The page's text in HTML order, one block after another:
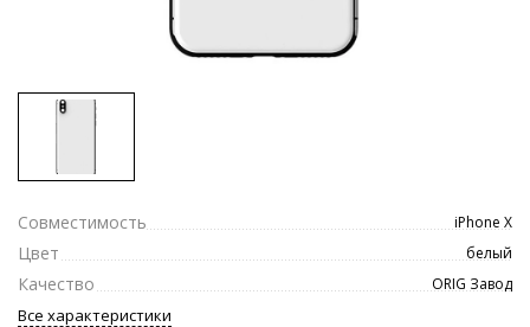
Совместимость iPhone X
Цвет белый
Качество ORIG Завод
Все характеристики